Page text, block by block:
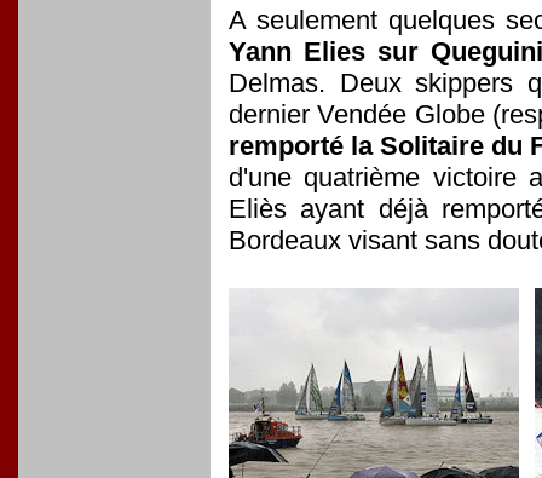
A seulement quelques
Yann Elies sur
Delmas. Deux skippers
dernier Vendée Globe
remporté la Solitaire du
d'une quatrième victoire
Eliès ayant déjà
Bordeaux visant sans